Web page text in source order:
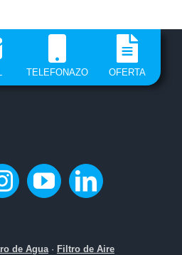
TELEFONAZO OFERTA
de Agua · Filtro de Aire